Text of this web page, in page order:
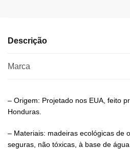
Descrição
Marca
– Origem: Projetado nos EUA, feito
Honduras.
– Materiais: madeiras ecológicas de
seguras, não tóxicas, à base de